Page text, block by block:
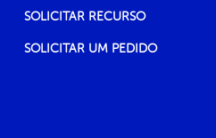
SOLICITAR RECURSO
SOLICITAR UM PEDIDO